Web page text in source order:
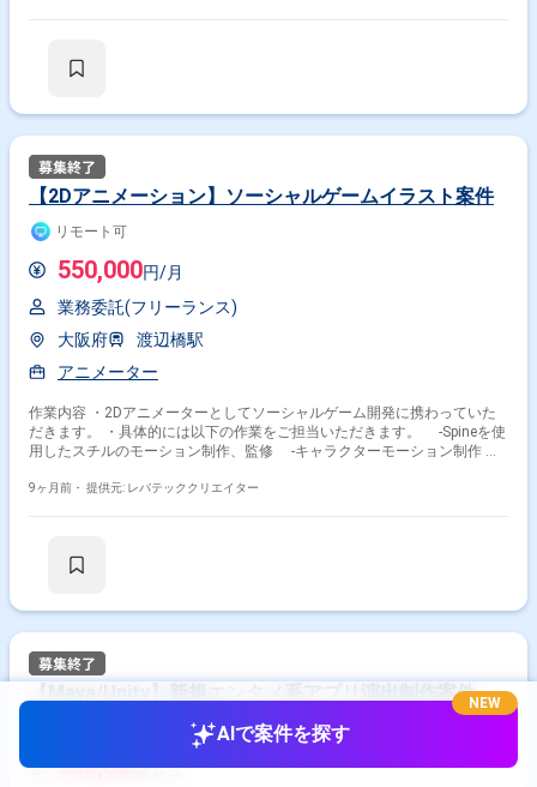
【2Dアニメーション】ソーシャルゲームイラスト案件
リモート可
550,000円/月
業務委託(フリーランス)
大阪府
渡辺橋駅
アニメーター
作業内容 ・2Dアニメーターとしてソーシャルゲーム開発に携わっていた
だきます。 ・具体的には以下の作業をご担当いただきます。 -Spineを使
用したスチルのモーション制作、監修 -キャラクターモーション制作 -
9ヶ月前・ 提供元: レバテッククリエイター
【Maya/Unity】新規エンタメ系アプリ演出制作案件
650,000円/月
AIで案件を探す
NEW